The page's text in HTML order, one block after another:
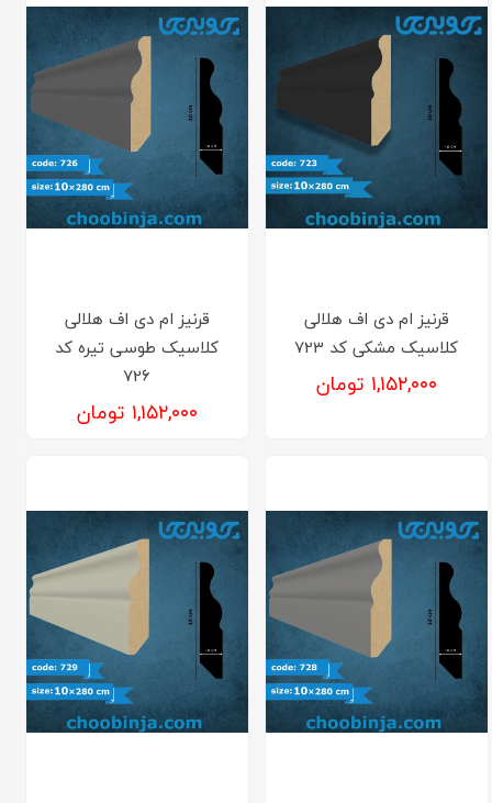
قرنیز‌ ام دی اف هلالی
کلاسیک مشکی کد 723
۱,۱۵۲,۰۰۰ تومان
قرنیز‌ ام دی اف هلالی
کلاسیک طوسی تیره کد
726
۱,۱۵۲,۰۰۰ تومان